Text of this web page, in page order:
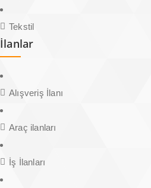
Tekstil
İlanlar
Alışveriş İlanı
Araç ilanları
İş İlanları